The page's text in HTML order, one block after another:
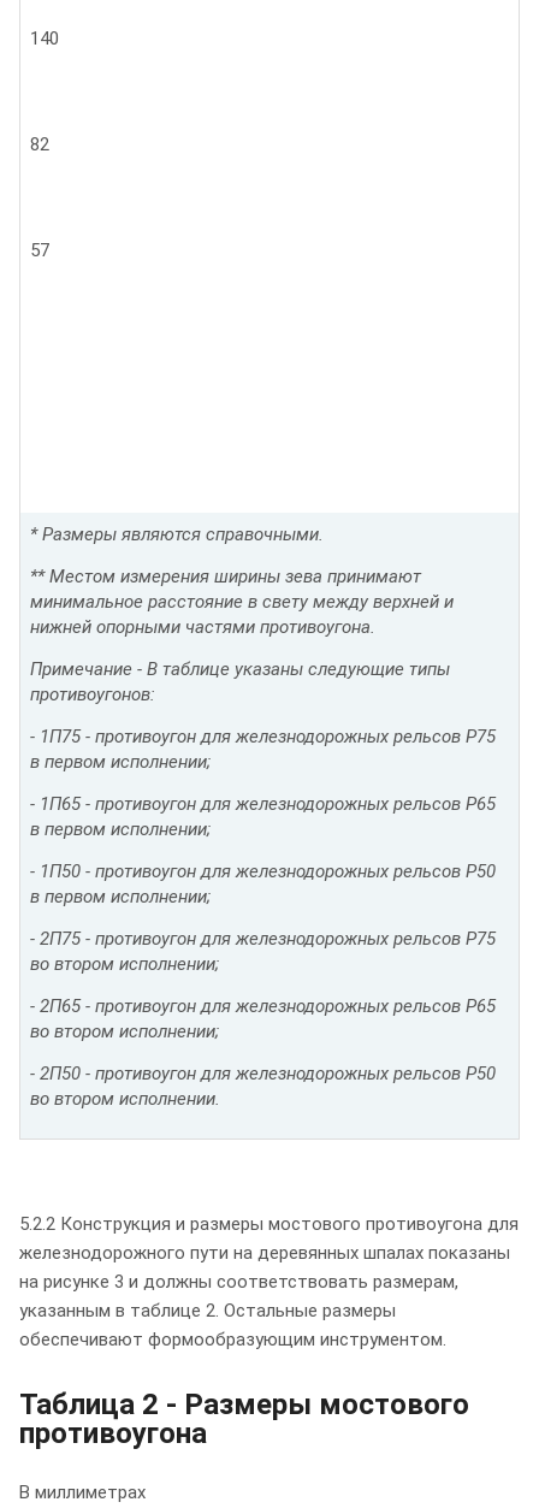
140
82
57
* Размеры являются справочными.
** Местом измерения ширины зева принимают
минимальное расстояние в свету между верхней и
нижней опорными частями противоугона.
Примечание - В таблице указаны следующие типы
противоугонов:
- 1П75 - противоугон для железнодорожных рельсов Р75
в первом исполнении;
- 1П65 - противоугон для железнодорожных рельсов Р65
в первом исполнении;
- 1П50 - противоугон для железнодорожных рельсов Р50
в первом исполнении;
- 2П75 - противоугон для железнодорожных рельсов Р75
во втором исполнении;
- 2П65 - противоугон для железнодорожных рельсов Р65
во втором исполнении;
- 2П50 - противоугон для железнодорожных рельсов Р50
во втором исполнении.
5.2.2 Конструкция и размеры мостового противоугона для
железнодорожного пути на деревянных шпалах показаны
на рисунке 3 и должны соответствовать размерам,
указанным в таблице 2. Остальные размеры
обеспечивают формообразующим инструментом.
Таблица 2 - Размеры мостового
противоугона
В миллиметрах